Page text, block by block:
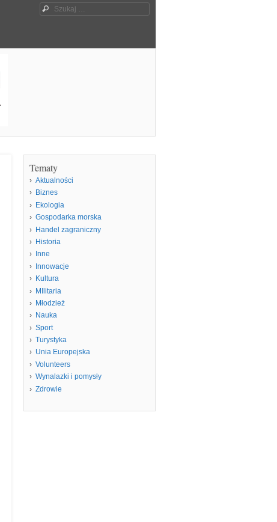
Szukaj
Tematy
Aktualności
Biznes
Ekologia
Gospodarka morska
Handel zagraniczny
Historia
Inne
Innowacje
Kultura
MIlitaria
Młodzież
Nauka
Sport
Turystyka
Unia Europejska
Volunteers
Wynalazki i pomysły
Zdrowie